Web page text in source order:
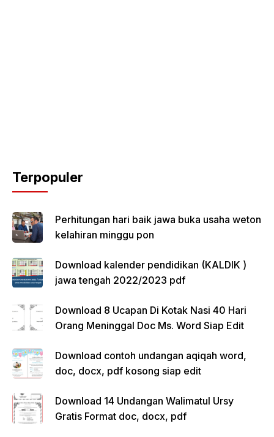
Terpopuler
Perhitungan hari baik jawa buka usaha weton
kelahiran minggu pon
Download kalender pendidikan (KALDIK )
jawa tengah 2022/2023 pdf
Download 8 Ucapan Di Kotak Nasi 40 Hari
Orang Meninggal Doc Ms. Word Siap Edit
Download contoh undangan aqiqah word,
doc, docx, pdf kosong siap edit
Download 14 Undangan Walimatul Ursy
Gratis Format doc, docx, pdf